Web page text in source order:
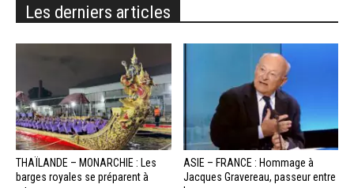
Les derniers articles
THAÏLANDE – MONARCHIE : Les
barges royales se préparent à
ASIE – FRANCE : Hommage à
Jacques Gravereau, passeur entre